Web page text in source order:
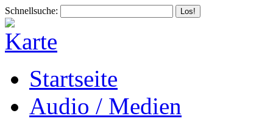
Schnellsuche:
Startseite
Audio / Medien